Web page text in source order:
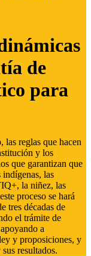
de
para
las reglas que hacen
y los
que garantizan que
las
la niñez, las
proceso se hará
tres décadas de
el trámite de
a
y proposiciones, y
resultados.